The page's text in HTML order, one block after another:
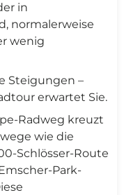
in
normalerweise
wenig
Steigungen –
erwartet Sie.
Radweg kreuzt
wie die
Schlösser-Route
Park-